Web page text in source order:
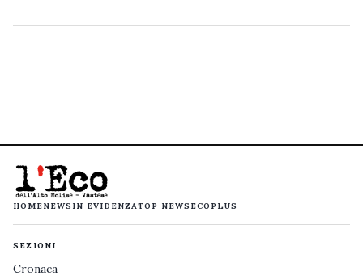
HOMENEWS IN EVIDENZATOP NEWS ECOPLUS
SEZIONI
Cronaca